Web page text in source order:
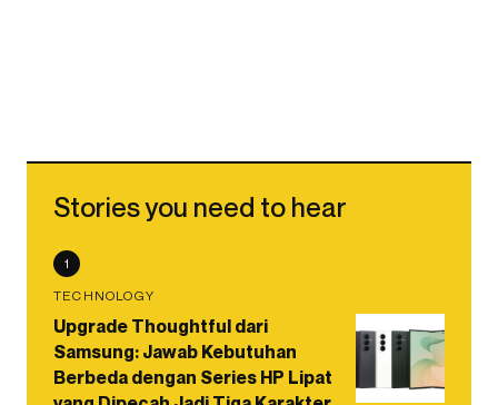
Stories you need to hear
1
TECHNOLOGY
Upgrade Thoughtful dari
Samsung: Jawab Kebutuhan
Berbeda dengan Series HP Lipat